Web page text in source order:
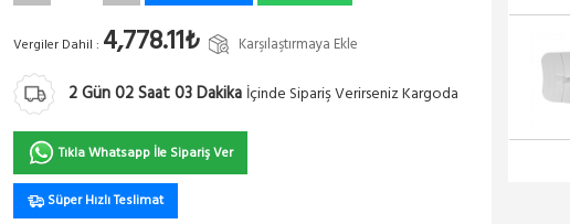
Vergiler Dahil : 4,778.11₺ Karşılaştırmaya Ekle
2Gün02Saat03Dakika İçinde Sipariş Verirseniz Kargoda
Tıkla Whatsapp İle Sipariş Ver
Süper Hızlı Teslimat